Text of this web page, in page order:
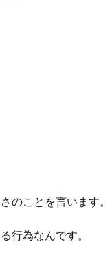
のことを言います。
行為なんです。